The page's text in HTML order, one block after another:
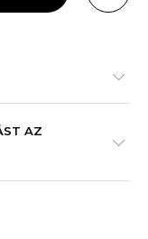
AZ